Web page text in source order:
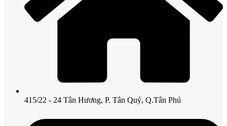
415/22 - 24 Tân Hương, P. Tân Quý, Q.Tân Phú